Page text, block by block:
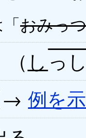
おみっ
（ し っ
→ 例を